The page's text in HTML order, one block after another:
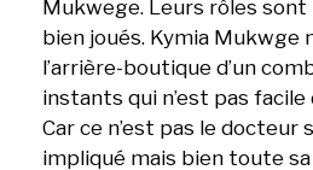
Mukwege. Leurs rôles
bien joués. Kymia Mukwge
l’arrière-boutique d’un
instants qui n’est pas
Car ce n’est pas le docteur
impliqué mais bien toute